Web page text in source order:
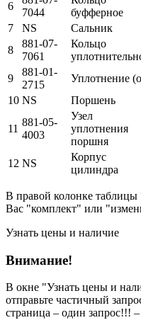
6
7044
буфферное
7
NS Сальник
8
881-07-
7061
Кольцо
9
881-01-
2715
Уплотнение
10 NS Поршень
11
881-05-
4003
Узел
уплотнения
поршня
12 NS
Корпус
цилиндра
В правой колонке таблицы
Вас "комплект" или
Узнать цены и наличие
Внимание!
В окне "Узнать цены и
отправьте частичный
страница – один запрос!!! –